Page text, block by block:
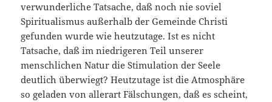
verwunderliche Tatsache, daß noch nie soviel
Spiritualismus außerhalb der Gemeinde Christi
gefunden wurde wie heutzutage. Ist es nicht
Tatsache, daß im niedrigeren Teil unserer
menschlichen Natur die Stimulation der Seele
deutlich überwiegt? Heutzutage ist die Atmosphäre
so geladen von allerart Fälschungen, daß es scheint,